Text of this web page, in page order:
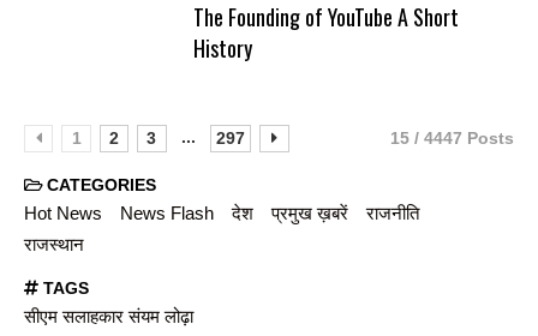
The Founding of YouTube A Short
History
1 2 3 ... 297 15 / 4447 Posts
CATEGORIES
Hot News News Flash देश प्रमुख ख़बरें
राजनीति
राजस्थान
TAGS
सीएम सलाहकार संयम लोढ़ा